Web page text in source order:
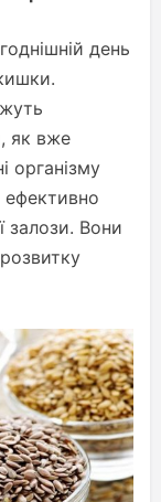
день
як вже
організму
залози. Вони